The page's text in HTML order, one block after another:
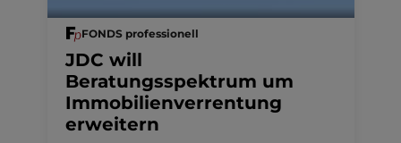
FONDS professionell
JDC will
Beratungsspektrum um
Immobilienverrentung
erweitern